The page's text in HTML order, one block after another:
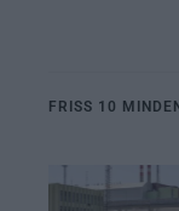
FRISS 10